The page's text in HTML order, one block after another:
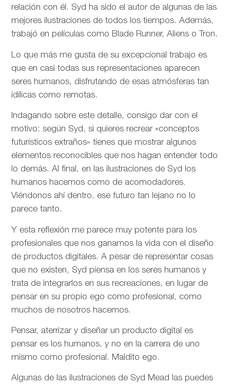
relación con él. Syd ha sido el autor de algunas de las
mejores ilustraciones de todos los tiempos. Además,
trabajó en películas como Blade Runner, Aliens o Tron.
Lo que más me gusta de su excepcional trabajo es
que en casi todas sus representaciones aparecen
seres humanos, disfrutando de esas atmósferas tan
idílicas como remotas.
Indagando sobre este detalle, consigo dar con el
motivo: según Syd, si quieres recrear «conceptos
futurísticos extraños» tienes que mostrar algunos
elementos reconocibles que nos hagan entender todo
lo demás. Al final, en las ilustraciones de Syd los
humanos hacemos como de acomodadores.
Viéndonos ahí dentro, ese futuro tan lejano no lo
parece tanto.
Y esta reflexión me parece muy potente para los
profesionales que nos ganamos la vida con el diseño
de productos digitales. A pesar de representar cosas
que no existen, Syd piensa en los seres humanos y
trata de integrarlos en sus recreaciones, en lugar de
pensar en su propio ego como profesional, como
muchos de nosotros hacemos.
Pensar, aterrizar y diseñar un producto digital es
pensar es los humanos, y no en la carrera de uno
mismo como profesional. Maldito ego.
Algunas de las ilustraciones de Syd Mead las puedes